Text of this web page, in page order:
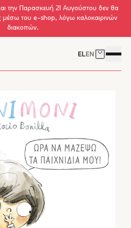
την Παρασκευή 21 Αυγούστου δεν θα
μέσω του e-shop, λόγω καλοκαιρινών
διακοπών.
ELEN Δείτε το